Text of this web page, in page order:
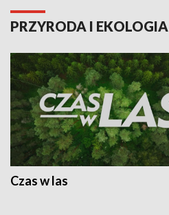
PRZYRODA I EKOLOGIA
Czas w las